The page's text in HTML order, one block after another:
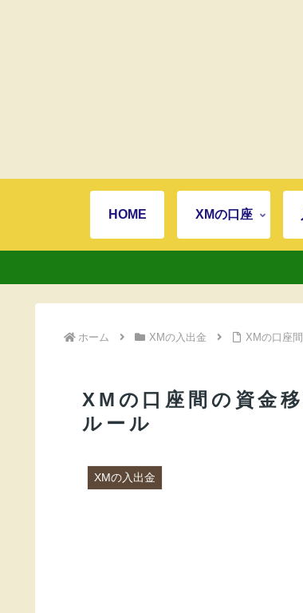
HOME XMの口座
ホーム XMの入出金 XMの口座
XMの口座間の資金
ルール
XMの入出金